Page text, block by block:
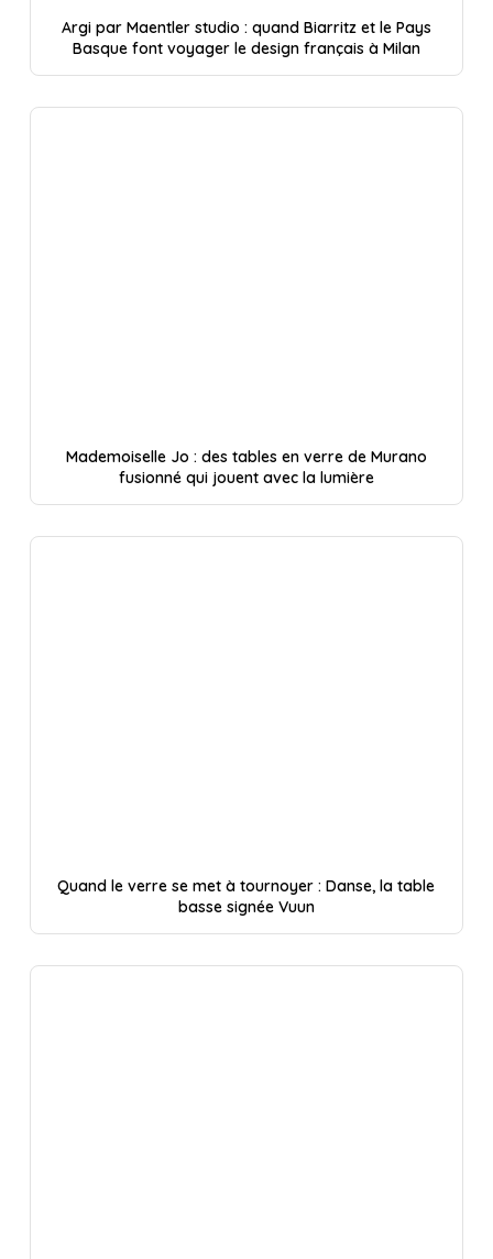
Argi par Maentler studio : quand Biarritz et le Pays
Basque font voyager le design français à Milan
Mademoiselle Jo : des tables en verre de Murano
fusionné qui jouent avec la lumière
Quand le verre se met à tournoyer : Danse, la table
basse signée Vuun